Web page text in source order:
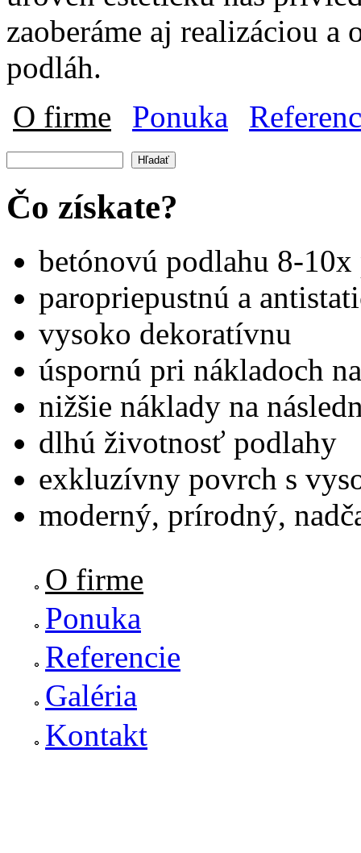
zaoberáme aj realizáciou
podláh.
Hlavné menu
O firme Ponuka
Čo získate?
betónovú podlahu 8-10x
paropriepustnú a
vysoko dekoratívnu
úspornú pri nákladoch
nižšie náklady na
dlhú životnosť podlahy
exkluzívny povrch s
moderný, prírodný,
O firme
Ponuka
Referencie
Galéria
Kontakt